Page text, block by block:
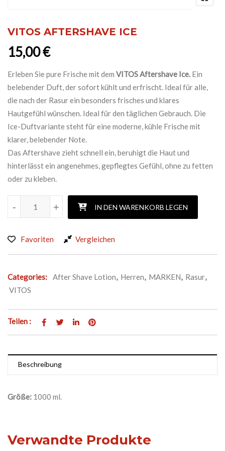
VITOS AFTERSHAVE ICE
15,00€
Erleben Sie pure Frische mit dem VITOS Aftershave Ice. Ein
belebender Duft, der sofort kühlt und erfrischt. Ideal für alle,
die nach der Rasur ein besonders frisches und klares
Hautgefühl wünschen. Ideal für den täglichen Gebrauch. Die
Ice-Duftvariante steht für eine moderne, kühle Frische mit
klarer, belebender Note.
Das Aftershave zieht schnell ein, beruhigt die Haut und
hinterlässt ein angenehmes, gepflegtes Gefühl, ohne zu fetten
oder zu kleben.
VITOS AFTERSHAVE ICE Menge
+
- +
- IN DEN WARENKORB LEGEN
Favoriten Vergleichen
Categories: After Shave Lotion, Herren, MARKEN, Rasur,
VITOS
Teilen :
Beschreibung
Größe: 1000 ml.
Verwandte Produkte